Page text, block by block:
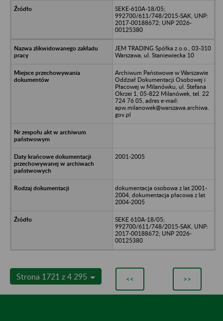
SEKE-610A-18/05;
992700/611/748/2015-SAK, UNP:
2017-00188672; UNP 2026-
00125380
JEM TRADING Spółka z o.o., 03-310
Warszawa, ul. Staniewiecka 10
Archiwum Państwowe w Warszawie
Oddział Dokumentacji Osobowej i
Płacowej w Milanówku, ul. Stefana
Okrzei 1, 05-822 Milanówek, tel. 22
724 76 05, adres e-mail:
apw.milanowek@warszawa.archiwa.
gov.pl
2001-2005
dokumentacja osobowa z lat 2001-
2004, dokumentacja płacowa z lat
2004-2005
SEKE 610A-18/05;
992700/611/748/2015-SAK, UNP:
2017-00188672; UNP 2026-
00125380
Strona 1721 z 4 295 << >>